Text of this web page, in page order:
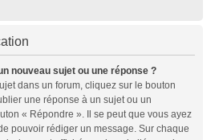
nouveau sujet ou une réponse ?
dans un forum, cliquez sur le bouton
une réponse à un sujet ou un
« Répondre ». Il se peut que vous ayez
pouvoir rédiger un message. Sur chaque